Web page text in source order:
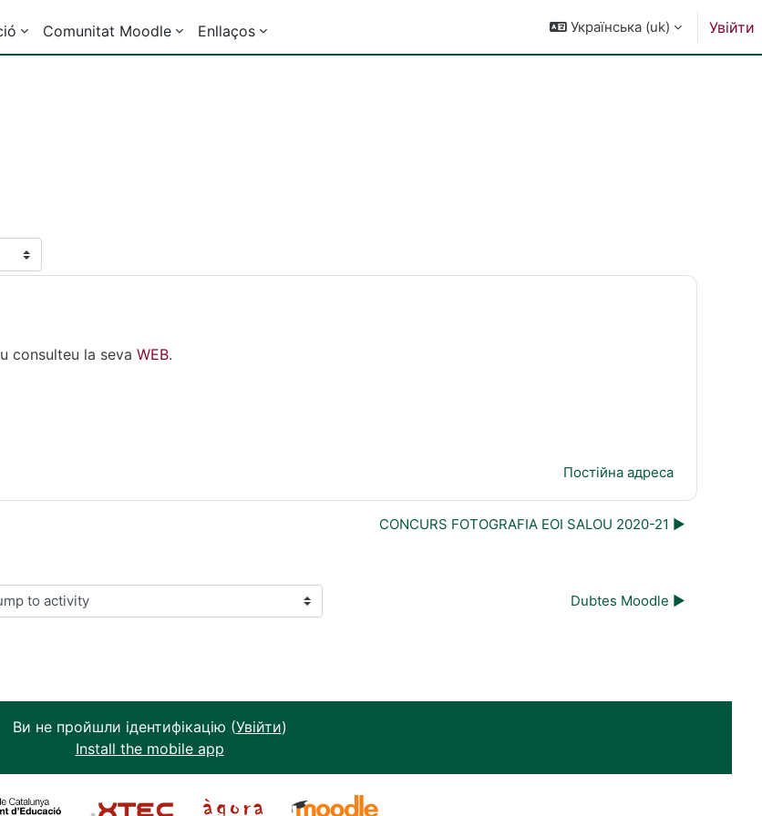
Comunitat Moodle Enllaços Українська ‎(uk)‎ Увійти
consulteu la seva WEB.
Постійна адреса
CONCURS FOTOGRAFIA EOI SALOU 2020-21 ▶︎
to activity
Dubtes Moodle ▶︎
Ви не пройшли ідентифікацію (Увійти)
Install the mobile app